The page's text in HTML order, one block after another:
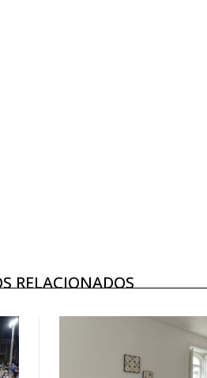
RELACIONADOS